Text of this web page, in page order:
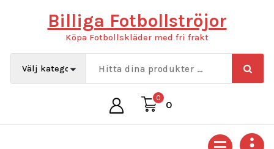
Billiga Fotbollströjor
Köpa Fotbollskläder med fri frakt
0
0